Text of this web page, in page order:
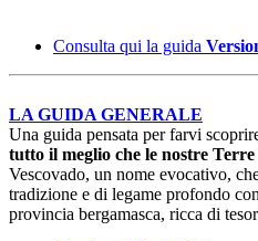
Consulta qui la guida V
LA GUIDA GENERALE
Una guida pensata per farvi
tutto il meglio che le nostre
Vescovado, un nome evocativo,
tradizione e di legame profondo
provincia bergamasca, ricca di